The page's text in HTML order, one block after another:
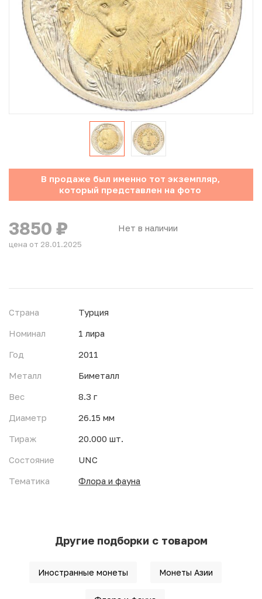
Юбилейные монеты Банка России (с 1999 года)
Памятные и инвестиционные монеты СССР и России
Иностранные монеты
Неофициальные выпуски монет (Unusual)
Античные и средневековые монеты
Инвестиционные монеты
В продаже был именно тот экземпляр,
который представлен на фото
Нет в наличии
3850 ₽
цена от 28.01.2025
Страна
Турция
Номинал
1 лира
Год
2011
Металл
Биметалл
Вес
8.3 г
Диаметр
26.15 мм
Тираж
20.000 шт.
Состояние
UNC
Тематика
Флора и фауна
Другие подборки с товаром
Иностранные монеты Монеты Азии